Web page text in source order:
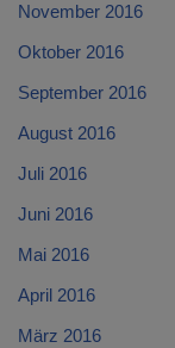
November 2016
Oktober 2016
September 2016
August 2016
Juli 2016
Juni 2016
Mai 2016
April 2016
März 2016